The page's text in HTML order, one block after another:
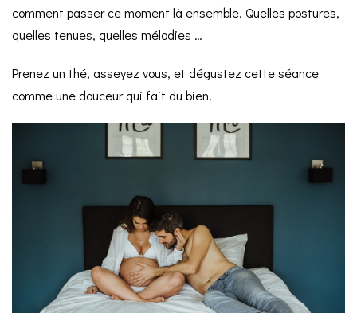
comment passer ce moment là ensemble. Quelles postures,
quelles tenues, quelles mélodies …
Prenez un thé, asseyez vous, et dégustez cette séance
comme une douceur qui fait du bien.